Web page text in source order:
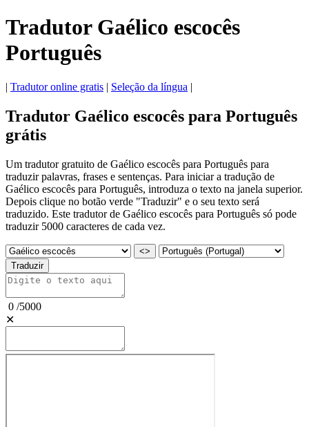
Tradutor Gaélico escocês
Português
| Tradutor online gratis | Seleção da língua |
Tradutor Gaélico escocês para Português
grátis
Um tradutor gratuito de Gaélico escocês para Português para
traduzir palavras, frases e sentenças. Para iniciar a tradução de
Gaélico escocês para Português, introduza o texto na janela superior.
Depois clique no botão verde "Traduzir" e o seu texto será
traduzido. Este tradutor de Gaélico escocês para Português só pode
traduzir 5000 caracteres de cada vez.
<>
Traduzir
0 /5000
✕